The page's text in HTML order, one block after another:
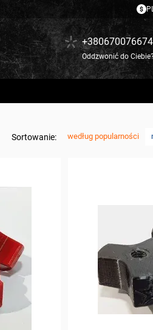
+380670076674
Oddzwonić do
Sortowanie: według popularności